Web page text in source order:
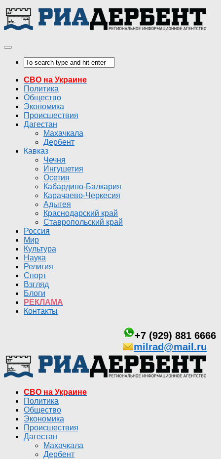
СВО на Украине
Политика
Общество
Экономика
Происшествия
Дагестан
Махачкала
Дербент
Кавказ
Чечня
Ингушетия
Осетия
Кабардино-Балкария
Карачаево-Черкесия
Адыгея
Краснодарский край
Ставропольский край
Россия
Мир
Культура
Наука
Религия
Спорт
Взгляд
Блоги
РЕКЛАМА
Контакты
+7 (929) 881 6666
milrad@mail.ru
СВО на Украине
Политика
Общество
Экономика
Происшествия
Дагестан
Махачкала
Дербент